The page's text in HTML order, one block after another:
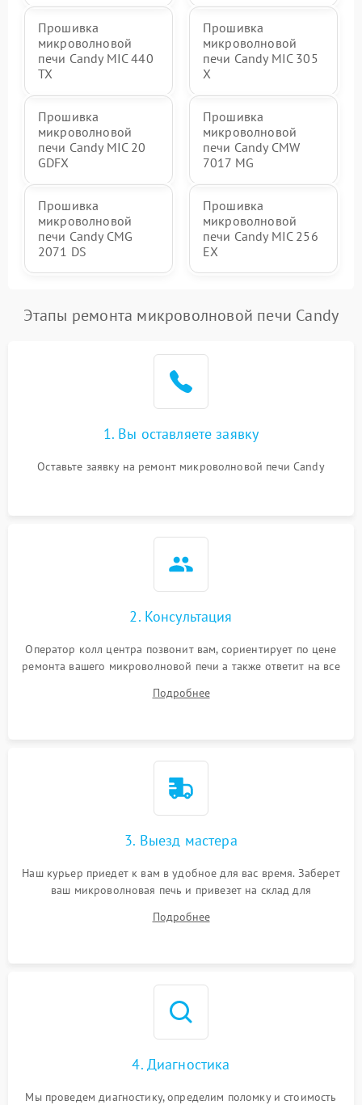
Прошивка
микроволновой
печи Candy MIC 440
TX
Прошивка
микроволновой
печи Candy MIC 305
X
Прошивка
микроволновой
печи Candy MIC 20
GDFX
Прошивка
микроволновой
печи Candy CMW
7017 MG
Прошивка
микроволновой
печи Candy CMG
2071 DS
Прошивка
микроволновой
печи Candy MIC 256
EX
Этапы ремонта микроволновой печи Candy
1. Вы оставляете заявку
Оставьте заявку на ремонт микроволновой печи Candy
2. Консультация
Оператор колл центра позвонит вам, сориентирует по цене
ремонта вашего микроволновой печи а также ответит на все
Подробнее
3. Выезд мастера
Наш курьер приедет к вам в удобное для вас время. Заберет
ваш микроволновая печь и привезет на склад для
Подробнее
4. Диагностика
Мы проведем диагностику, определим поломку и стоимость